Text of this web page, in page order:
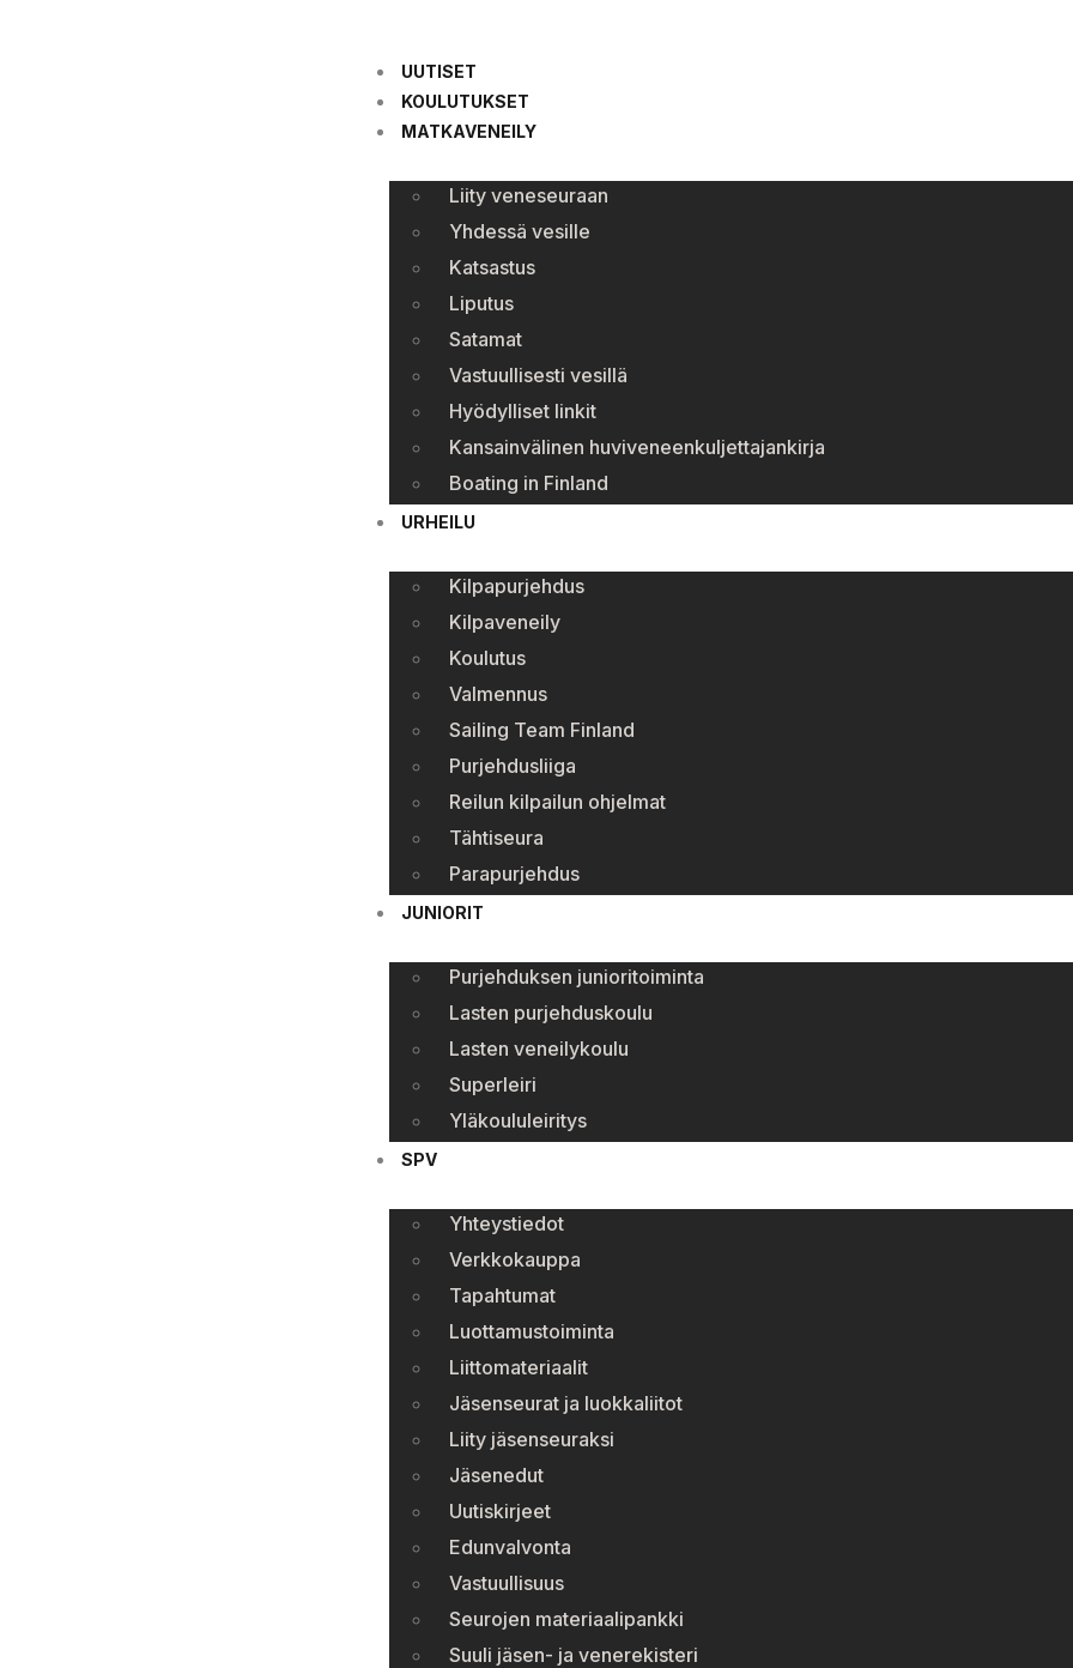
UUTISET
KOULUTUKSET
MATKAVENEILY
Liity veneseuraan
Yhdessä vesille
Katsastus
Liputus
Satamat
Vastuullisesti vesillä
Hyödylliset linkit
Kansainvälinen huviveneenkuljettajankirja
Boating in Finland
URHEILU
Kilpapurjehdus
Kilpaveneily
Koulutus
Valmennus
Sailing Team Finland
Purjehdusliiga
Reilun kilpailun ohjelmat
Tähtiseura
Parapurjehdus
JUNIORIT
Purjehduksen junioritoiminta
Lasten purjehduskoulu
Lasten veneilykoulu
Superleiri
Yläkoululeiritys
SPV
Yhteystiedot
Verkkokauppa
Tapahtumat
Luottamustoiminta
Liittomateriaalit
Jäsenseurat ja luokkaliitot
Liity jäsenseuraksi
Jäsenedut
Uutiskirjeet
Edunvalvonta
Vastuullisuus
Seurojen materiaalipankki
Suuli jäsen- ja venerekisteri